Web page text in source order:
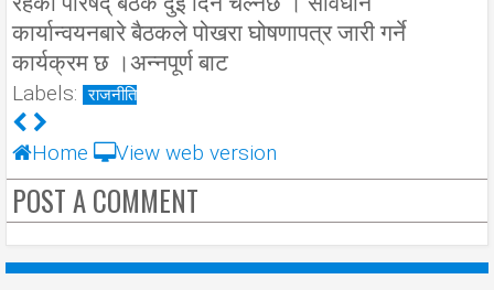
कार्यान्वयनबारे बैठकले पोखरा घोषणापत्र जारी गर्ने
कार्यक्रम छ ।अन्नपूर्ण बाट
Labels: राजनीति
Home View web version
POST A COMMENT